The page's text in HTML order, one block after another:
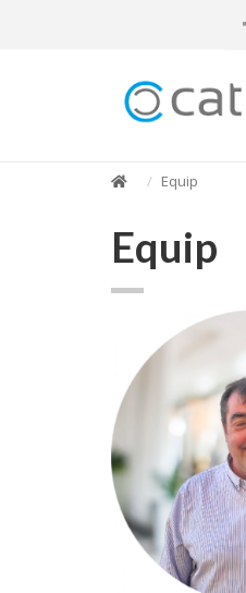
Equip
Equip